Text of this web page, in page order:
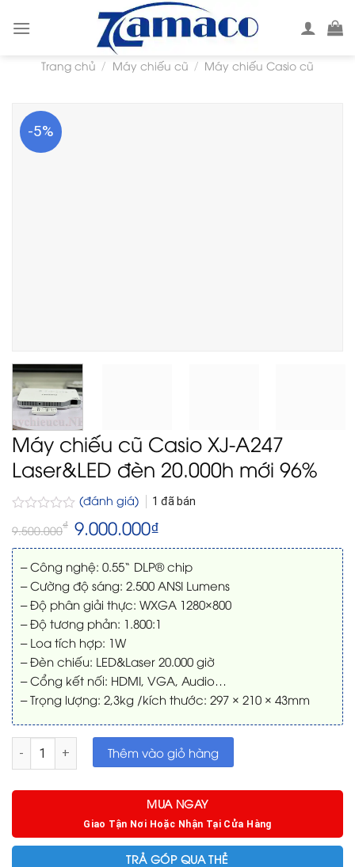
Trang chủ / Máy chiếu cũ / Máy chiếu Casio cũ
-5%
Máy chiếu cũ Casio XJ-A247
Laser&LED đèn 20.000h mới 96%
xếp
hạng
0
5
sao
(đánh giá) 1 đã bán
9.500.000₫ Giá
gốc
là:
9.000.000₫
tại
9.000.000₫.
– Công nghệ: 0.55“ DLP® chip
– Cường độ sáng: 2.500 ANSI Lumens
– Độ phân giải thực: WXGA 1280×800
– Độ tương phản: 1.800:1
– Loa tích hợp: 1W
– Đèn chiếu: LED&Laser 20.000 giờ
– Cổng kết nối: HDMI, VGA, Audio…
– Trọng lượng: 2,3kg /kích thước: 297 × 210 × 43mm
Máy chiếu cũ Casio XJ-A247 Laser&LED đèn 20.000h mới
Thêm vào giỏ hàng
MUA NGAY
Giao Tận Nơi Hoặc Nhận Tại Cửa Hàng
TRẢ GÓP QUA THẺ